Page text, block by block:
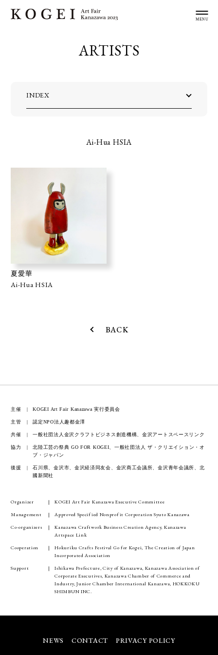
ARTISTS
INDEX
Ai-Hua HSIA
夏愛華
Ai-Hua HSIA
BACK
主催 KOGEI Art Fair Kanazawa 実行委員会
主管 認定NPO法人趣都金澤
共催 一般社団法人金沢クラフトビジネス創造機構、金沢アートスペースリンク
協力
北陸工芸の祭典 GO FOR KOGEI、一般社団法人 ザ・クリエイション・オ
ブ・ジャパン
後援
石川県、金沢市、金沢経済同友会、金沢商工会議所、金沢青年会議所、北
國新聞社
Organizer
KOGEI Art Fair Kanazawa Executive Committee
Management
Approved Specified Nonprofit Corporation Syuto Kanazawa
Co-organizers
Kanazawa Craftwork Business Creation Agency, Kanazawa
Artspace Link
Cooperation
Hokuriku Crafts Festival Go for Kogei, The Creation of Japan
Incorporated Association
Support
Ishikawa Prefecture, City of Kanazawa, Kanazawa Association of
Corporate Executives, Kanazawa Chamber of Commerce and
Industry, Junior Chamber International Kanazawa, HOKKOKU
SHIMBUN INC.
NEWS CONTACT PRIVACY POLICY